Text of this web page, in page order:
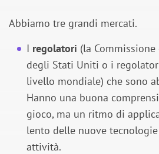
Abbiamo tre grandi mercati.
I regolatori (la
degli Stati Uniti o i
livello mondiale) che sono
Hanno una buona
gioco, ma un ritmo di
lento delle nuove
attività.